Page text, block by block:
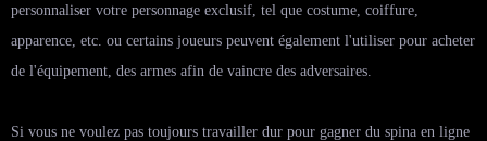
personnaliser votre personnage exclusif, tel que costume, coiffure,
apparence, etc. ou certains joueurs peuvent également l'utiliser pour acheter
de l'équipement, des armes afin de vaincre des adversaires.
Si vous ne voulez pas toujours travailler dur pour gagner du spina en ligne